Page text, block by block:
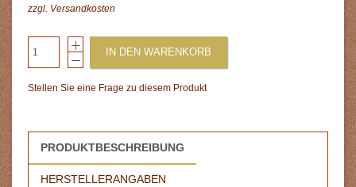
zzgl. Versandkosten
IN DEN WARENKORB
Stellen Sie eine Frage zu diesem Produkt
PRODUKTBESCHREIBUNG
HERSTELLERANGABEN